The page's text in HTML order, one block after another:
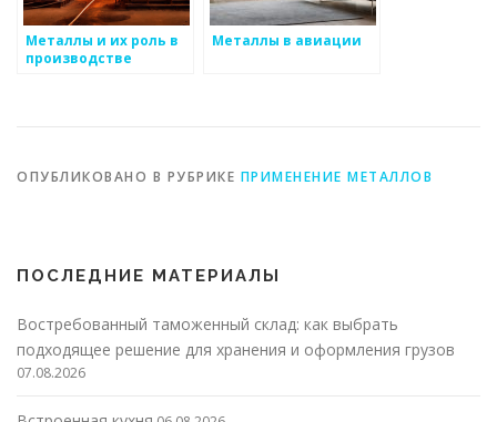
Металлы и их роль в
производстве
Металлы в авиации
ОПУБЛИКОВАНО В РУБРИКЕ ПРИМЕНЕНИЕ МЕТАЛЛОВ
ПОСЛЕДНИЕ МАТЕРИАЛЫ
Востребованный таможенный склад: как выбрать
подходящее решение для хранения и оформления грузов
07.08.2026